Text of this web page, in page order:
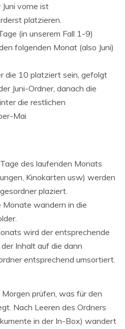
vorne ist
platzieren.
(in unserem Fall 1-9)
folgenden Monat (also Juni)
die 10 platziert sein, gefolgt
Juni-Ordner, danach die
die restlichen
Mai
des laufenden Monats
Kinokarten usw) werden
plaziert.
Monate wandern in die
wird der entsprechende
Inhalt auf die dann
entsprechend umsortiert.
prüfen, was für den
Nach Leeren des Ordners
in der In-Box) wandert